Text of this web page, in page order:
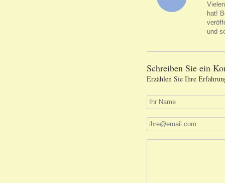
hat!
und
Schreiben Sie ein
Erzählen Sie Ihre